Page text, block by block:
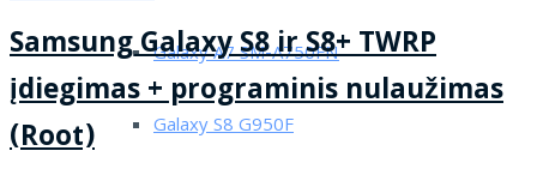
Galaxy A7 SM-A750FN
Galaxy S8 G950F
Samsung Galaxy S8 ir S8+ TWRP
įdiegimas + programinis nulaužimas
(Root)